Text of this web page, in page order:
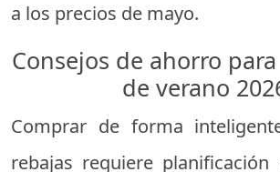
a los precios de mayo.
Consejos de ahorro
de verano
Comprar de forma
rebajas requiere